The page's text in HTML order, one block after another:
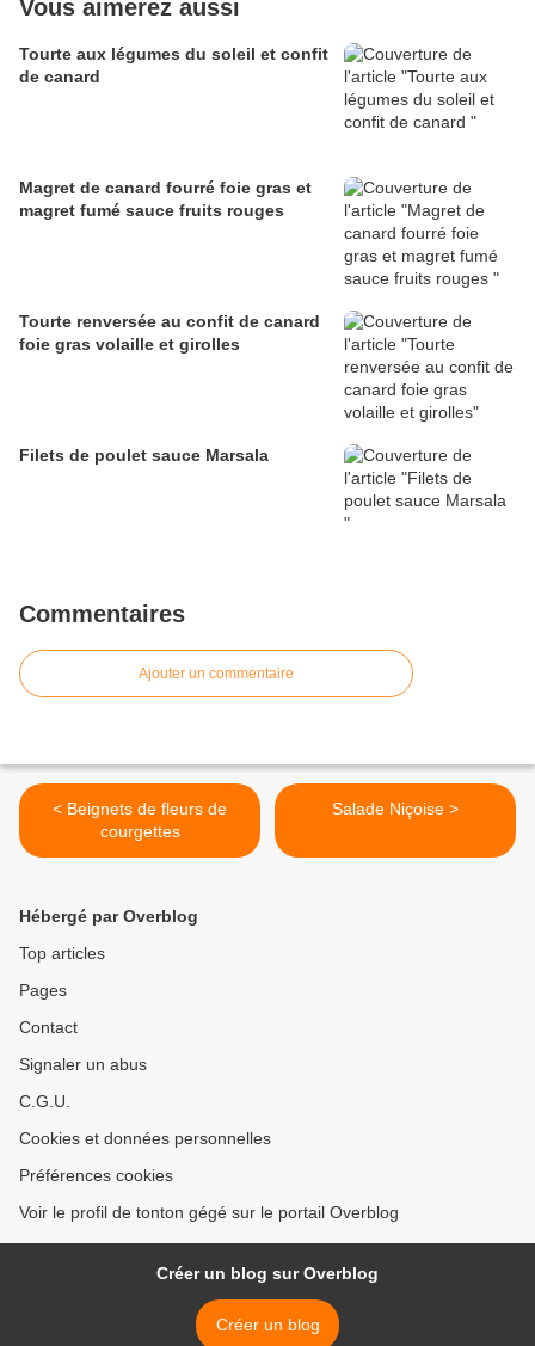
Vous aimerez aussi
Tourte aux légumes du soleil et confit
de canard
Magret de canard fourré foie gras et
magret fumé sauce fruits rouges
Tourte renversée au confit de canard
foie gras volaille et girolles
Filets de poulet sauce Marsala
Commentaires
Ajouter un commentaire
< Beignets de fleurs de
courgettes
Salade Niçoise >
Hébergé par Overblog
Top articles
Pages
Contact
Signaler un abus
C.G.U.
Cookies et données personnelles
Préférences cookies
Voir le profil de tonton gégé sur le portail Overblog
Créer un blog sur Overblog
Créer un blog